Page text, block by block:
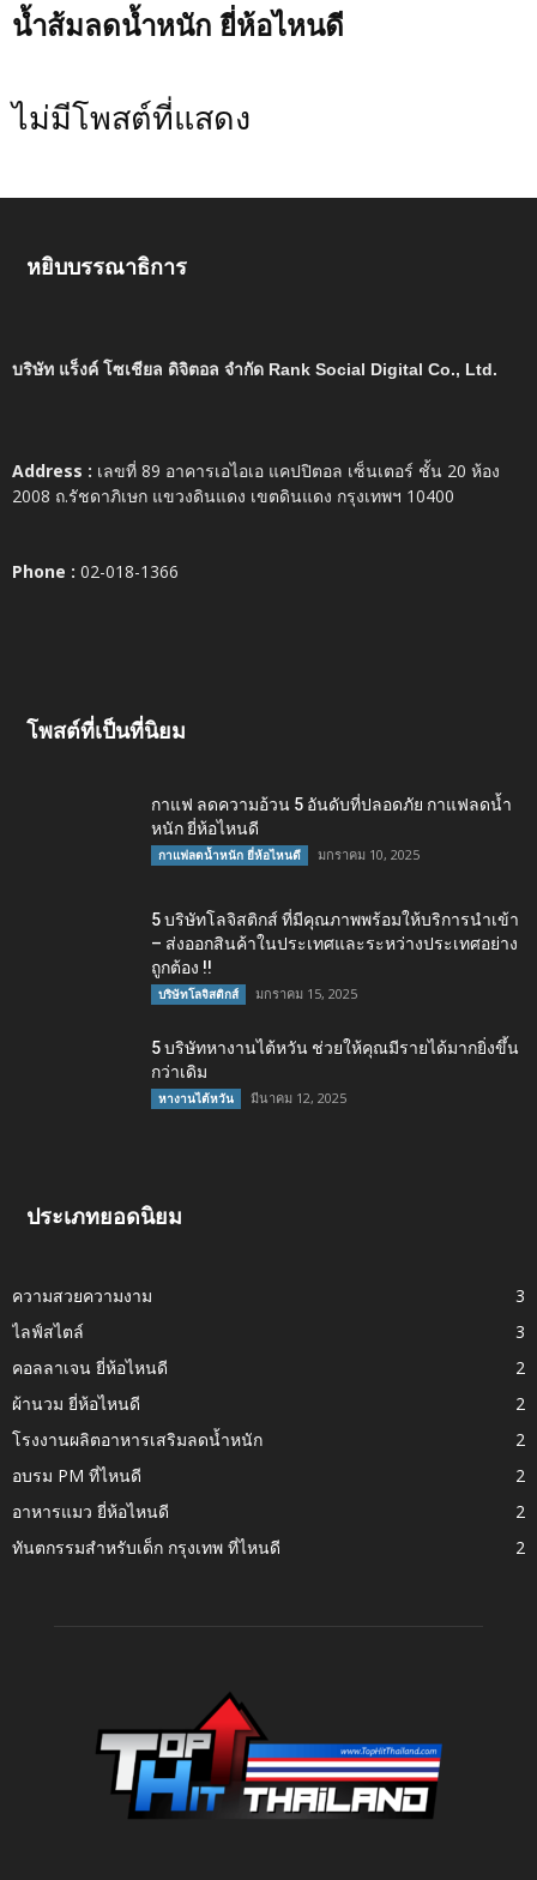
น้ำส้มลดน้ำหนัก ยี่ห้อไหนดี
ไม่มีโพสต์ที่แสดง
หยิบบรรณาธิการ
บริษัท แร็งค์ โซเชียล ดิจิตอล จำกัด Rank Social Digital Co., Ltd.
Address : เลขที่ 89 อาคารเอไอเอ แคปปิตอล เซ็นเตอร์ ชั้น 20 ห้อง
2008 ถ.รัชดาภิเษก แขวงดินแดง เขตดินแดง กรุงเทพฯ 10400
Phone : 02-018-1366
โพสต์ที่เป็นที่นิยม
กาแฟ ลดความอ้วน 5 อันดับที่ปลอดภัย กาแฟลดน้ำ
หนัก ยี่ห้อไหนดี
กาแฟลดน้ำหนัก ยี่ห้อไหนดี มกราคม 10, 2025
5 บริษัทโลจิสติกส์ ที่มีคุณภาพพร้อมให้บริการนำเข้า
– ส่งออกสินค้าในประเทศและระหว่างประเทศอย่าง
ถูกต้อง !!
บริษัทโลจิสติกส์ มกราคม 15, 2025
5 บริษัทหางานไต้หวัน ช่วยให้คุณมีรายได้มากยิ่งขึ้น
กว่าเดิม
หางานไต้หวัน มีนาคม 12, 2025
ประเภทยอดนิยม
ความสวยความงาม
3
ไลฟ์สไตล์
3
คอลลาเจน ยี่ห้อไหนดี
2
ผ้านวม ยี่ห้อไหนดี
2
โรงงานผลิตอาหารเสริมลดน้ำหนัก
2
อบรม PM ที่ไหนดี
2
อาหารแมว ยี่ห้อไหนดี
2
ทันตกรรมสำหรับเด็ก กรุงเทพ ที่ไหนดี
2